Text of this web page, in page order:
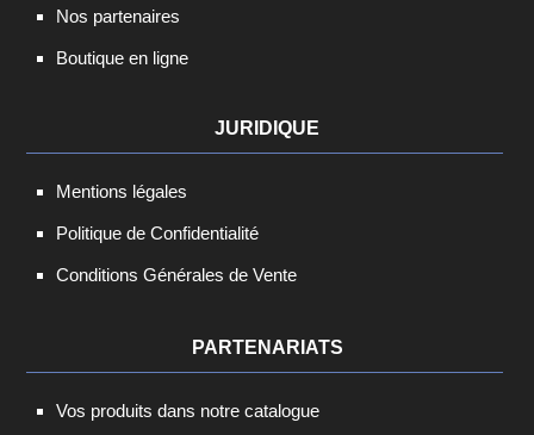
Nos partenaires
Boutique en ligne
JURIDIQUE
Mentions légales
Politique de Confidentialité
Conditions Générales de Vente
PARTENARIATS
Vos produits dans notre catalogue